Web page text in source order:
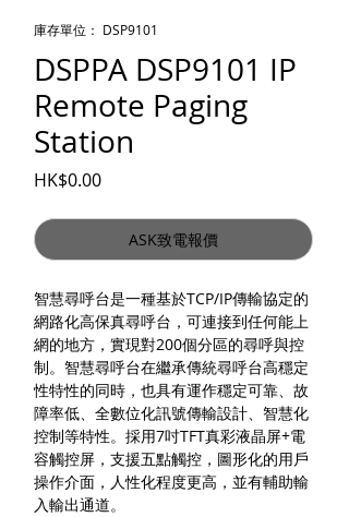
庫存單位： DSP9101
DSPPA DSP9101 IP
Remote Paging
Station
HK$0.00價格
ASK致電報價
智慧尋呼台是一種基於TCP/IP傳輸協定的
網路化高保真尋呼台，可連接到任何能上
網的地方，實現對200個分區的尋呼與控
制。智慧尋呼台在繼承傳統尋呼台高穩定
性特性的同時，也具有運作穩定可靠、故
障率低、全數位化訊號傳輸設計、智慧化
控制等特性。採用7吋TFT真彩液晶屏+電
容觸控屏，支援五點觸控，圖形化的用戶
操作介面，人性化程度更高，並有輔助輸
入輸出通道。